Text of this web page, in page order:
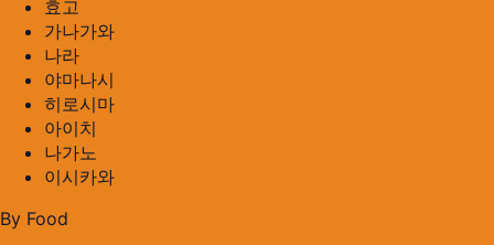
효고
가나가와
나라
야마나시
히로시마
아이치
나가노
이시카와
By Food